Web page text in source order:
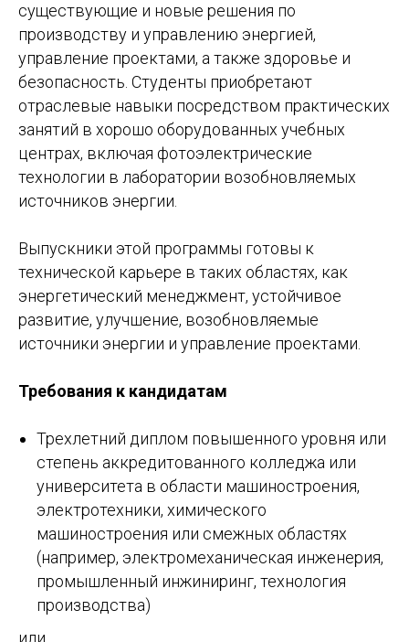
существующие и новые решения по
производству и управлению энергией,
управление проектами, а также здоровье и
безопасность. Студенты приобретают
отраслевые навыки посредством практических
занятий в хорошо оборудованных учебных
центрах, включая фотоэлектрические
технологии в лаборатории возобновляемых
источников энергии.
Выпускники этой программы готовы к
технической карьере в таких областях, как
энергетический менеджмент, устойчивое
развитие, улучшение, возобновляемые
источники энергии и управление проектами.
Требования к кандидатам
Трехлетний диплом повышенного уровня или
степень аккредитованного колледжа или
университета в области машиностроения,
электротехники, химического
машиностроения или смежных областях
(например, электромеханическая инженерия,
промышленный инжиниринг, технология
производства)
или